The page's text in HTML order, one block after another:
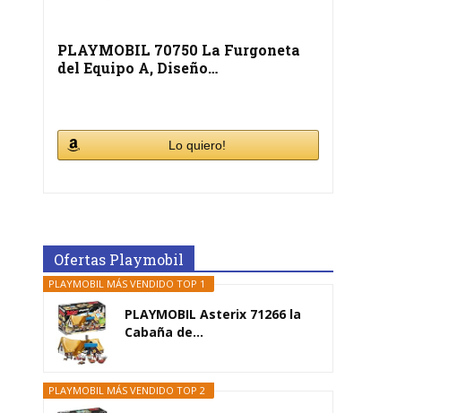
PLAYMOBIL 70750 La Furgoneta
del Equipo A, Diseño…
Lo quiero!
Ofertas Playmobil
PLAYMOBIL MÁS VENDIDO TOP 1
PLAYMOBIL Asterix 71266 la
Cabaña de...
PLAYMOBIL MÁS VENDIDO TOP 2